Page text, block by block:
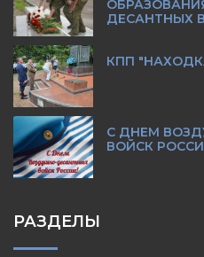
ДЕСАНТНЫХ
КПП
С ДНЕМ
ВОЙСК
РАЗДЕЛЫ